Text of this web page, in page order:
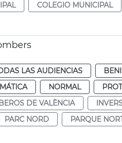
COLEGIO MUNICIPAL
LAS AUDIENCIAS
NORMAL
DE VALÈNCIA
PARC NORD PARQUE